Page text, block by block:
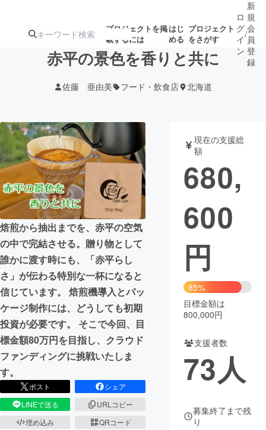
プロジェクトを掲
載するには
はじ
める
プロジェクト
をさがす
アート・写真
テクノロジー・ガジェット ゲーム・サ
映像・映画 書籍・雑誌
ビジネス・起業
まちづくり・地域活性化
CAMPFIRE for Social Good
CAMPFIREふるさと納税 machi-ya コミュニティ
ロ
グ
イ
ン
/
新
規
会
員
登
録
赤平の景色を香りと共に
佐藤 亜由美 フード・飲食店 北海道
焙煎から抽出までを、赤平の空気
の中で完結させる。贈り物として
誰かに渡す時にも、「赤平らし
さ」が伝わる特別な一杯になると
信じています。 焙煎機導入とパッ
ケージ制作には、どうしても初期
投資が必要です。 そこで今回、目
標金額80万円を目指し、クラウド
ファンディングに挑戦いたしま
す。
ポスト
シェア
LINEで送る
URLコピー
埋め込み
QRコード
現在の支援総
額
680,
600
円
85%
目標金額は
800,000円
支援者数
73人
募集終了まで残
り